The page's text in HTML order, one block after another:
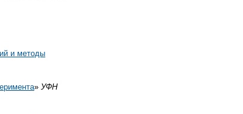
и методы
»УФН